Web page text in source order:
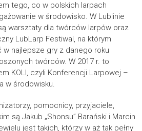
tego, co w polskich larpach
w środowisko. W Lublinie
warsztaty dla twórców larpów oraz
LubLarp Festiwal, na którym
najlepsze gry z danego roku
twórców. W 2017 r. to
KOLI, czyli Konferencji Larpowej –
w środowisku.
pomocnicy, przyjaciele,
są Jakub „Shonsu” Barański i Marcin
jest takich, którzy w aż tak pełny